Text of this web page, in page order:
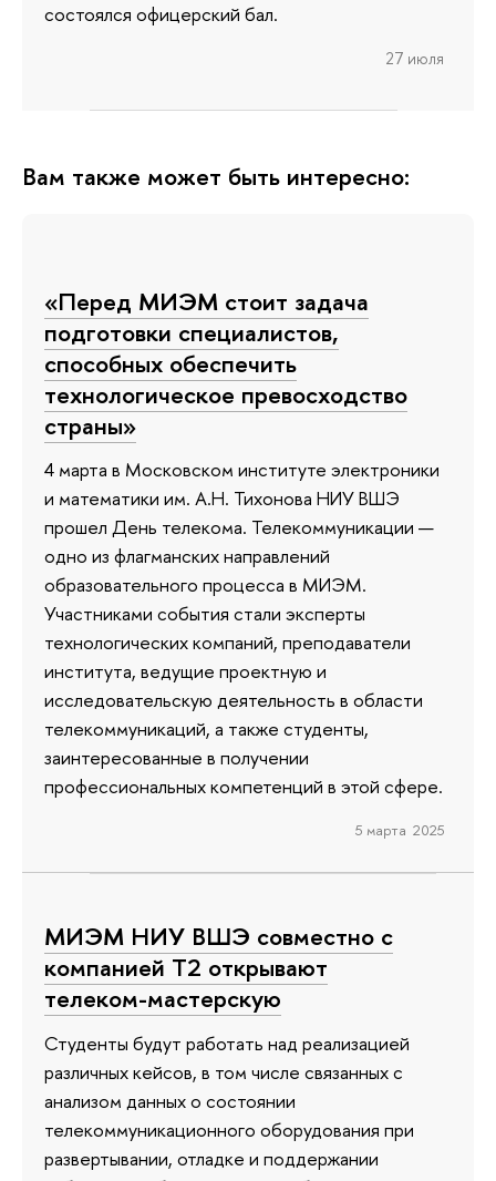
состоялся офицерский бал.
27 июля
Вам также может быть интересно:
«Перед МИЭМ стоит задача
подготовки специалистов,
способных обеспечить
технологическое превосходство
страны»
4 марта в Московском институте электроники
и математики им. А.Н. Тихонова НИУ ВШЭ
прошел День телекома. Телекоммуникации —
одно из флагманских направлений
образовательного процесса в МИЭМ.
Участниками события стали эксперты
технологических компаний, преподаватели
института, ведущие проектную и
исследовательскую деятельность в области
телекоммуникаций, а также студенты,
заинтересованные в получении
профессиональных компетенций в этой сфере.
5 марта 2025
МИЭМ НИУ ВШЭ совместно с
компанией T2 открывают
телеком-мастерскую
Студенты будут работать над реализацией
различных кейсов, в том числе связанных с
анализом данных о состоянии
телекоммуникационного оборудования при
развертывании, отладке и поддержании